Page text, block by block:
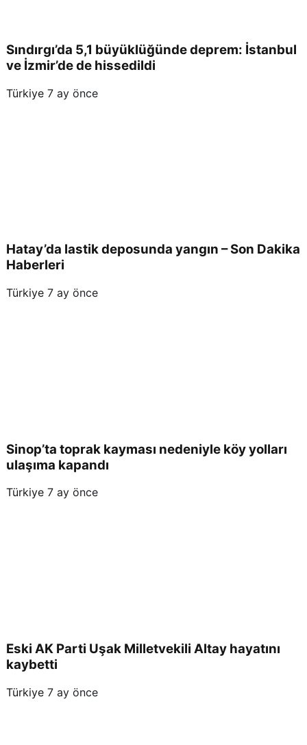
Sındırgı’da 5,1 büyüklüğünde deprem: İstanbul
ve İzmir’de de hissedildi
Türkiye 7 ay önce
Hatay’da lastik deposunda yangın – Son Dakika
Haberleri
Türkiye 7 ay önce
Sinop’ta toprak kayması nedeniyle köy yolları
ulaşıma kapandı
Türkiye 7 ay önce
Eski AK Parti Uşak Milletvekili Altay hayatını
kaybetti
Türkiye 7 ay önce